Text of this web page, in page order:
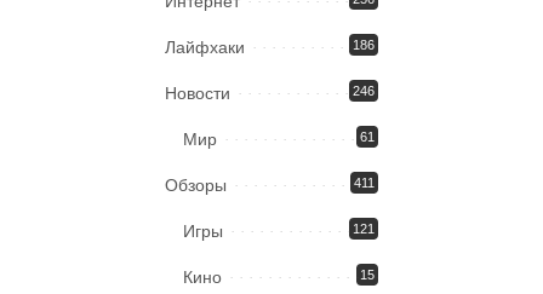
Лайфхаки 186
Новости 246
Мир 61
Обзоры 411
Игры 121
Кино 15